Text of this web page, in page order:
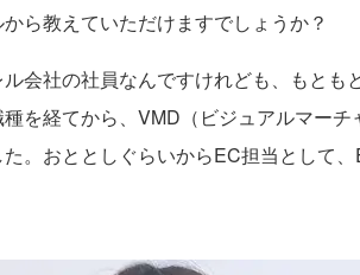
ら教えていただけますでしょうか？
会社の社員なんですけれども、もとも
を経てから、VMD（ビジュアルマー
。おととしぐらいからEC担当として